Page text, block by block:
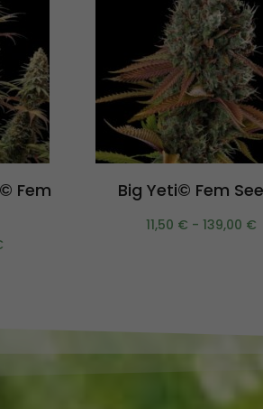
Fem
Scegli
Big Yeti© Fem
11,50 € - 139,00 €